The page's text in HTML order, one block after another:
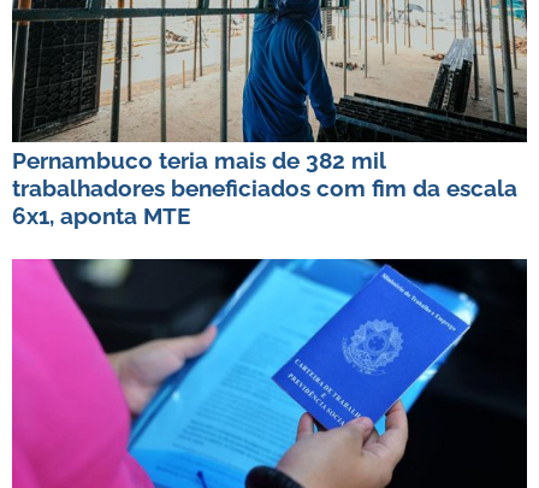
Pernambuco teria mais de 382 mil
trabalhadores beneficiados com fim da escala
6x1, aponta MTE